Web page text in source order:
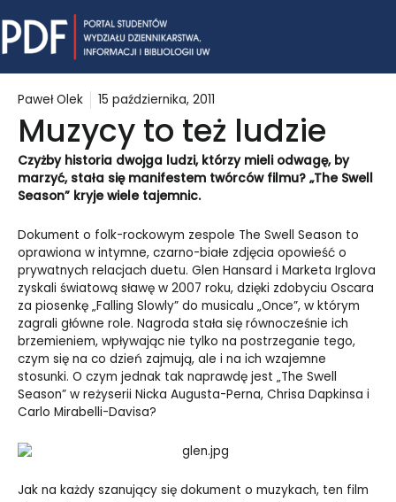
to
content
Paweł Olek 15 października, 2011
Muzycy to też ludzie
Czyżby historia dwojga ludzi, którzy mieli odwagę, by
marzyć, stała się manifestem twórców filmu? „The Swell
Season” kryje wiele tajemnic.
Dokument o folk-rockowym zespole The Swell Season to
oprawiona w intymne, czarno-białe zdjęcia opowieść o
prywatnych relacjach duetu. Glen Hansard i Marketa Irglova
zyskali światową sławę w 2007 roku, dzięki zdobyciu Oscara
za piosenkę „Falling Slowly” do musicalu „Once”, w którym
zagrali główne role. Nagroda stała się równocześnie ich
brzemieniem, wpływając nie tylko na postrzeganie tego,
czym się na co dzień zajmują, ale i na ich wzajemne
stosunki. O czym jednak tak naprawdę jest „The Swell
Season” w reżyserii Nicka Augusta-Perna, Chrisa Dapkinsa i
Carlo Mirabelli-Davisa?
Jak na każdy szanujący się dokument o muzykach, ten film